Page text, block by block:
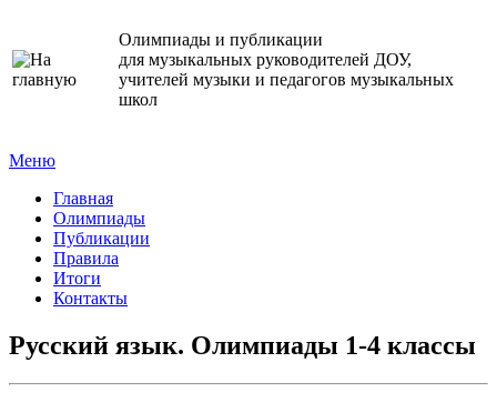
Олимпиады и публикации
для музыкальных руководителей ДОУ,
учителей музыки и педагогов музыкальных
школ
Меню
Главная
Олимпиады
Публикации
Правила
Итоги
Контакты
Русский язык. Олимпиады 1-4 классы